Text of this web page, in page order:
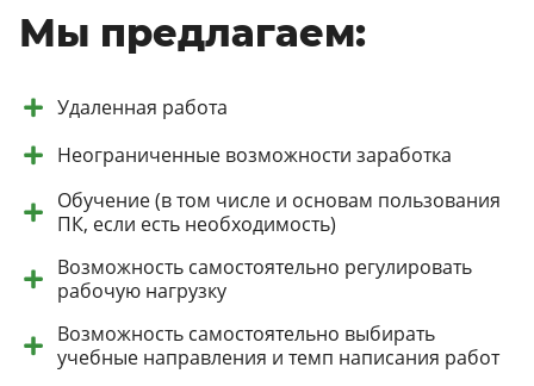
Мы предлагаем:
Удаленная работа
Неограниченные возможности заработка
Обучение (в том числе и основам пользования
ПК, если есть необходимость)
Возможность самостоятельно регулировать
рабочую нагрузку
Возможность самостоятельно выбирать
учебные направления и темп написания работ